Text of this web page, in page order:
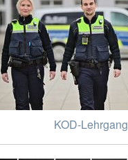
KOD-Lehrgang